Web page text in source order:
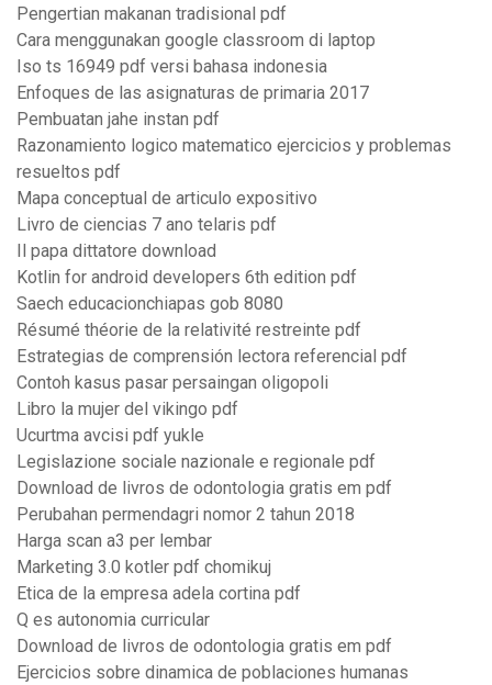
Pengertian makanan tradisional pdf
Cara menggunakan google classroom di laptop
Iso ts 16949 pdf versi bahasa indonesia
Enfoques de las asignaturas de primaria 2017
Pembuatan jahe instan pdf
Razonamiento logico matematico ejercicios y problemas
resueltos pdf
Mapa conceptual de articulo expositivo
Livro de ciencias 7 ano telaris pdf
Il papa dittatore download
Kotlin for android developers 6th edition pdf
Saech educacionchiapas gob 8080
Résumé théorie de la relativité restreinte pdf
Estrategias de comprensión lectora referencial pdf
Contoh kasus pasar persaingan oligopoli
Libro la mujer del vikingo pdf
Ucurtma avcisi pdf yukle
Legislazione sociale nazionale e regionale pdf
Download de livros de odontologia gratis em pdf
Perubahan permendagri nomor 2 tahun 2018
Harga scan a3 per lembar
Marketing 3.0 kotler pdf chomikuj
Etica de la empresa adela cortina pdf
Q es autonomia curricular
Download de livros de odontologia gratis em pdf
Ejercicios sobre dinamica de poblaciones humanas